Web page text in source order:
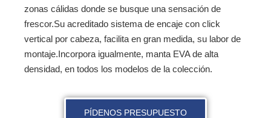
zonas cálidas donde se busque una sensación de
frescor.Su acreditado sistema de encaje con click
vertical por cabeza, facilita en gran medida, su labor de
montaje.Incorpora igualmente, manta EVA de alta
densidad, en todos los modelos de la colección.
PÍDENOS PRESUPUESTO